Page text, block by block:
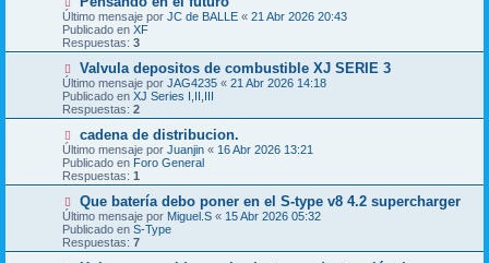
e
n
s
a
j
e
u
e
v
o
m
e
n
s
a
e
Último mensaje por JC de BALLE « 21 Abr 2026 20:43
Publicado en XF
Respuestas: 3
N
u
e
v
o
m
e
n
s
a
e
Valvula depositos de combustible XJ SERIE 3
Último mensaje por JAG4235 « 21 Abr 2026 14:18
Publicado en XJ Series I,II,III
Respuestas: 2
N
u
e
v
o
m
e
n
s
a
cadena de distribucion.
Último mensaje por Juanjin « 16 Abr 2026 13:21
Publicado en Foro General
Respuestas: 1
N
u
e
v
o
Que batería debo poner en el S-type v8 4.2 supercharger
Último mensaje por Miguel.S « 15 Abr 2026 05:32
Publicado en S-Type
Respuestas: 7